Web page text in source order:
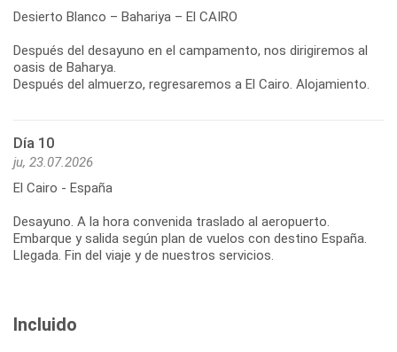
Desierto Blanco – Bahariya – El CAIRO
Después del desayuno en el campamento, nos dirigiremos al
oasis de Baharya.
Después del almuerzo, regresaremos a El Cairo. Alojamiento.
Día 10
ju, 23.07.2026
El Cairo - España
Desayuno. A la hora convenida traslado al aeropuerto.
Embarque y salida según plan de vuelos con destino España.
Llegada. Fin del viaje y de nuestros servicios.
Incluido